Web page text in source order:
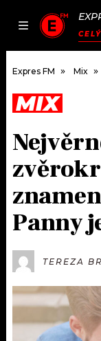
DOMŮ
ČLÁNKY
HUDBA
ROZHOVORY
KALENDÁŘ
JAK
RÁDIO
APLIKACE
PROGRAM
SOUTĚŽE
Expres FM Mix
MIX
Panny
TEREZA